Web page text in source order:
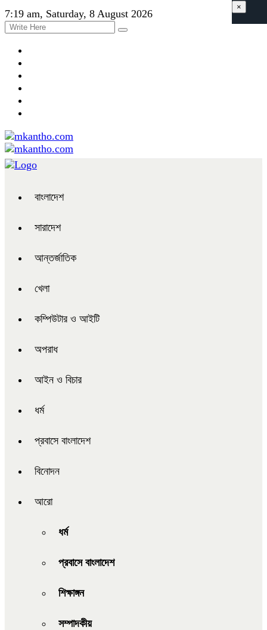
7:19 am, Saturday, 8 August 2026
বাংলাদেশ
সারাদেশ
আন্তর্জাতিক
খেলা
কম্পিউটার ও আইটি
অপরাধ
আইন ও বিচার
ধর্ম
প্রবাসে বাংলাদেশ
বিনোদন
আরো
ধর্ম
প্রবাসে বাংলাদেশ
শিক্ষাঙ্গন
সম্পাদকীয়
×